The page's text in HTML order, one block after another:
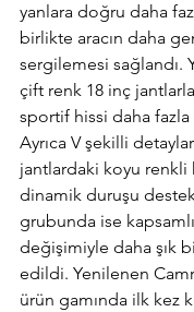
yanlara doğru daha
birlikte aracın daha
sergilemesi sağlandı.
çift renk 18 inç
sportif hissi daha fazla
Ayrıca V şekilli
jantlardaki koyu renkli
dinamik duruşu
grubunda ise
değişimiyle daha şık
edildi. Yenilenen
ürün gamında ilk kez